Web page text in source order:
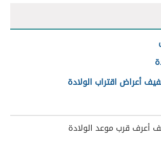
أعراض اقتراب الولادة